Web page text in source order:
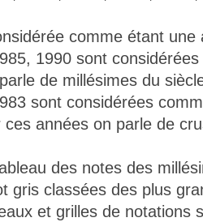
comme étant une
1990 sont
de millésimes du
sont considérées
années on parle de
des notes des
gris classées des plus
et grilles de notations